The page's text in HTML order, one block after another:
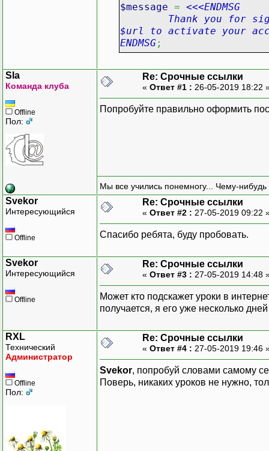
$message = <<<ENDMSG
Thank you for
$url to activate your
ENDMSG;
mail($address, "Activate
///////
// получаем токен
throw newException(
}
В таком исполнении
// проверяем токен
$query = $db-
$row = $query-
$query->closeCursor();
if ($row) {
extract($row);
else {
throw new
// активируем
// ...
Sla
Команда клуба
Offline
Пол:
Re: Срочные ссылки
« Ответ #1 : 26-05-2019 18:22
Попробуйте правильно оформить
Мы все учились понемногу... Чему-нибудь
Svekor
Интересующийся
Offline
Re: Срочные ссылки
« Ответ #2 : 27-05-2019 09:22
Спасибо ребята, буду пробовать.
Svekor
Интересующийся
Offline
Re: Срочные ссылки
« Ответ #3 : 27-05-2019 14:48
Может кто подскажет уроки в
получается, я его уже несколько
RXL
Технический
Администратор
Offline
Пол:
Re: Срочные ссылки
« Ответ #4 : 27-05-2019 19:46
Svekor, попробуй словами самому
Поверь, никаких уроков не нужно,